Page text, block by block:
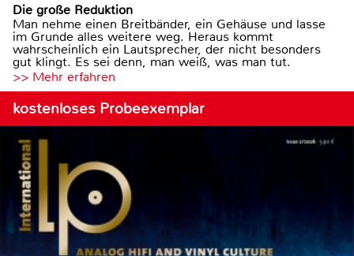
Die große Reduktion
Man nehme einen Breitbänder, ein Gehäuse und lasse
im Grunde alles weitere weg. Heraus kommt
wahrscheinlich ein Lautsprecher, der nicht besonders
gut klingt. Es sei denn, man weiß, was man tut.
>> Mehr erfahren
kostenloses Probeexemplar